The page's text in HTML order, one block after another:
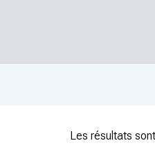
Les résultats